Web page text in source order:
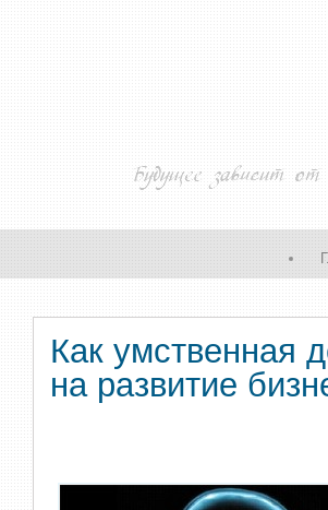
Как умственная
на развитие